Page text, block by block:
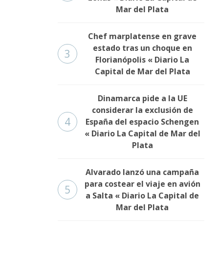
Mar del Plata
3
Chef marplatense en grave
estado tras un choque en
Florianópolis « Diario La
Capital de Mar del Plata
4
Dinamarca pide a la UE
considerar la exclusión de
España del espacio Schengen
« Diario La Capital de Mar del
Plata
5
Alvarado lanzó una campaña
para costear el viaje en avión
a Salta « Diario La Capital de
Mar del Plata